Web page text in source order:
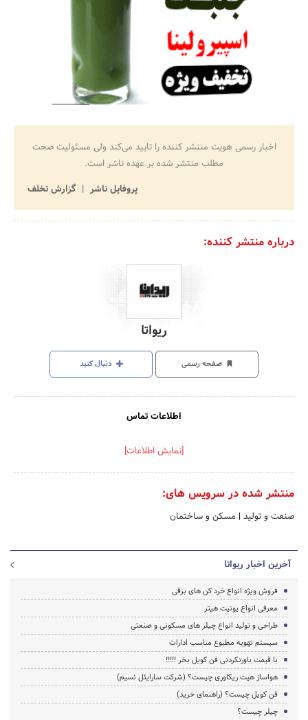
اخبار رسمی هویت منتشر کننده را تایید می‌کند ولی مسئولیت صحت
مطلب منتشر شده بر عهده ناشر است.
پروفایل ناشر
گزارش تخلف
درباره منتشر کننده:
ریواتا
صفحه رسمی دنبال کنید
اطلاعات تماس
[نمایش اطلاعات]
منتشر شده در سرویس های:
صنعت و تولید | مسکن و ساختمان
آخرین اخبار ریواتا
فروش ویژه انواع خرد کن های برقی
معرفی انواع یونیت هیتر
طراحی و تولید انواع چیلر های مسکونی و صنعتی
سیستم تهویه مطبوع مناسب ادارات
با قیمت باورنکردنی فن کویل بخر !!!!!
هواساز هیت ریکاوری چیست؟ (شرکت سارایئل نسیم)
فن کویل چیست؟ (راهنمای خرید)
چیلر چیست؟